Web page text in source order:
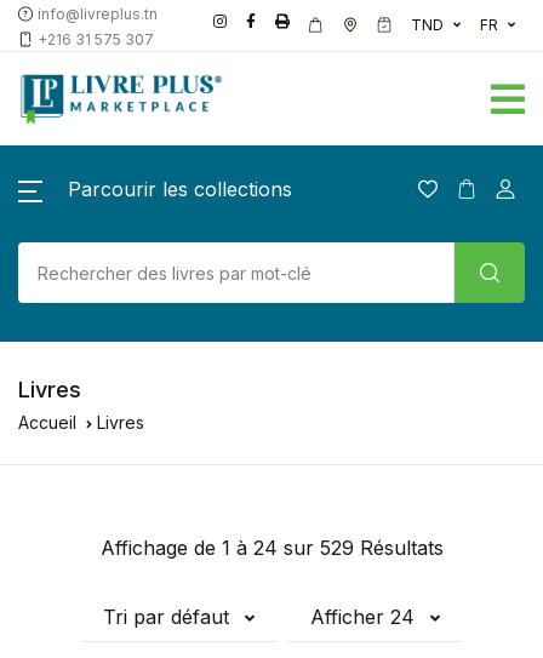
info@livreplus.tn
+216 31 575 307
TND FR
Parcourir les collections
Livres
Accueil Livres
Affichage de 1 à 24 sur 529 Résultats
Tri par défaut Afficher 24